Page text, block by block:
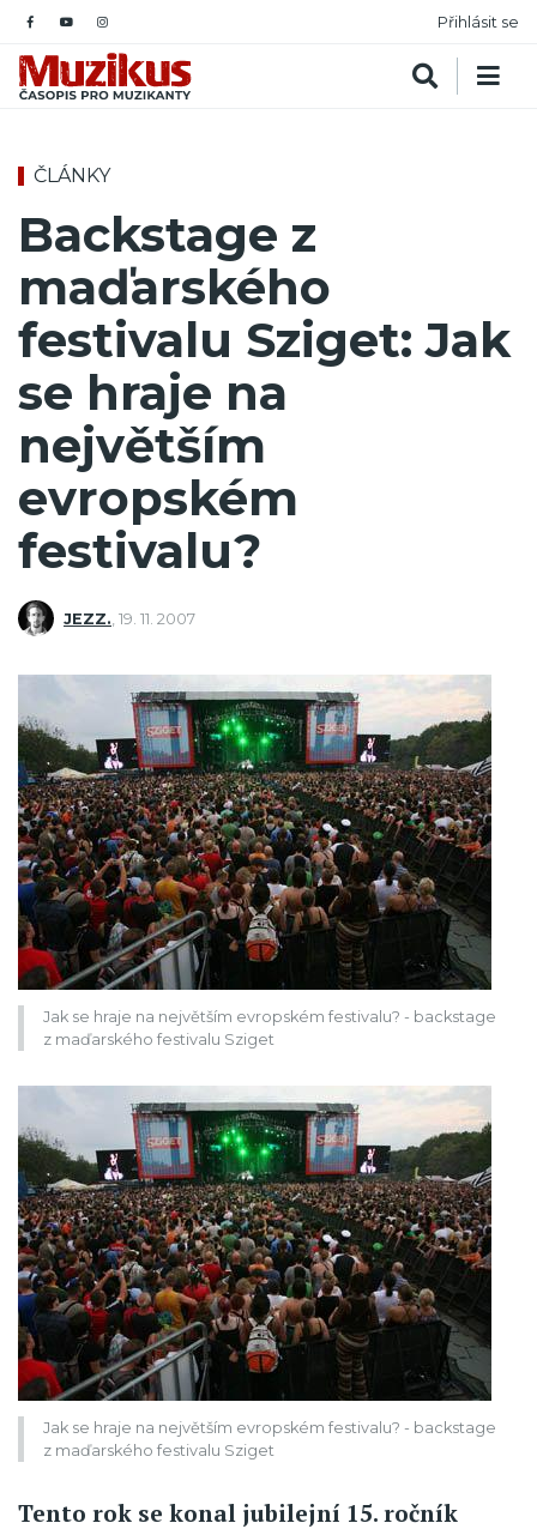
Přihlásit se
ČLÁNKY
Backstage z
maďarského
festivalu Sziget: Jak
se hraje na
největším
evropském
festivalu?
JEZZ. 19. 11. 2007
Jak se hraje na největším evropském festivalu? - backstage
z maďarského festivalu Sziget
Jak se hraje na největším evropském festivalu? - backstage
z maďarského festivalu Sziget
Tento rok se konal jubilejní 15. ročník